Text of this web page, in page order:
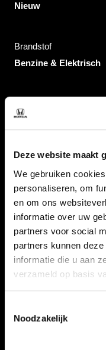
Deze website maakt
We gebruiken
personaliseren, om
en om ons
informatie over uw
partners voor social
partners kunnen
informatie die u aan
verzameld op basis
Noodzakelijk
Nieuw
Brandstof
Benzine & Elektrisch
2026
Vermogen
184 pk
Aantal deuren
5
BTW / Marge